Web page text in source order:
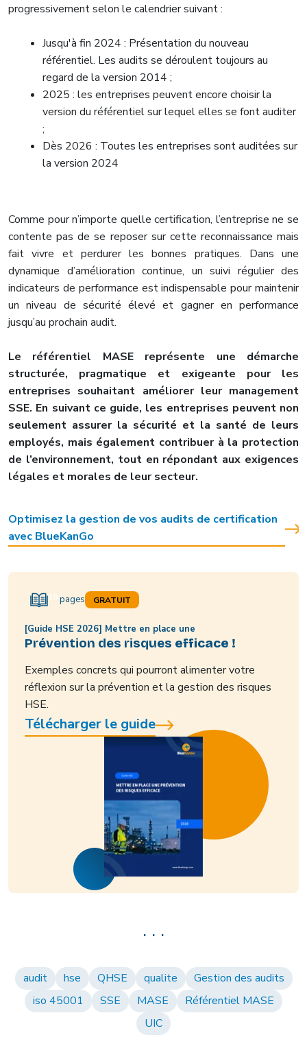
progressivement selon le calendrier suivant :
Jusqu'à fin 2024 : Présentation du nouveau
référentiel. Les audits se déroulent toujours au
regard de la version 2014 ;
2025 : les entreprises peuvent encore choisir la
version du référentiel sur lequel elles se font auditer
;
Dès 2026 : Toutes les entreprises sont auditées sur
la version 2024
Comme pour n’importe quelle certification, l’entreprise ne se
contente pas de se reposer sur cette reconnaissance mais
fait vivre et perdurer les bonnes pratiques. Dans une
dynamique d’amélioration continue, un suivi régulier des
indicateurs de performance est indispensable pour maintenir
un niveau de sécurité élevé et gagner en performance
jusqu’au prochain audit.
Le référentiel MASE représente une démarche
structurée, pragmatique et exigeante pour les
entreprises souhaitant améliorer leur management
SSE. En suivant ce guide, les entreprises peuvent non
seulement assurer la sécurité et la santé de leurs
employés, mais également contribuer à la protection
de l’environnement, tout en répondant aux exigences
légales et morales de leur secteur.
Optimisez la gestion de vos audits de certification
avec BlueKanGo
19pages GRATUIT
[Guide HSE 2026] Mettre en place une
Prévention des risques efficace !
Exemples concrets qui pourront alimenter votre
réflexion sur la prévention et la gestion des risques
HSE.
Télécharger le guide
. . .
audit hse QHSE qualite
Gestion des audits
iso 45001
SSE MASE
Référentiel MASE
UIC